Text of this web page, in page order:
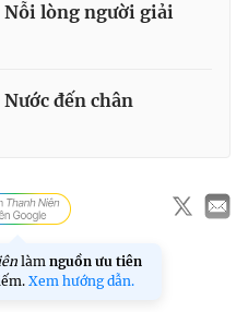
lòng người giải
đến chân
làm nguồn ưu tiên
Xem hướng dẫn.